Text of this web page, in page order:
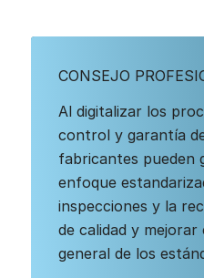
CONSEJO
Al digitalizar los
control y garantía
fabricantes pueden
enfoque
inspecciones y la
de calidad y
general de los